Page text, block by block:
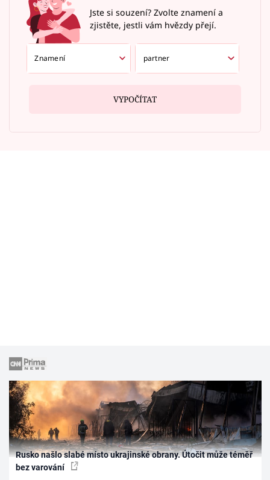
Jste si souzení? Zvolte znamení a
zjistěte, jestli vám hvězdy přejí.
VYPOČÍTAT
Rusko našlo slabé místo ukrajinské obrany. Útočit může téměř
bez varování